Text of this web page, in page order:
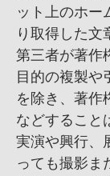
ット上のホー
り取得した文
第三者が著作
目的の複製や
を除き、 著作
などすること
実演や興行、
っても撮影ま